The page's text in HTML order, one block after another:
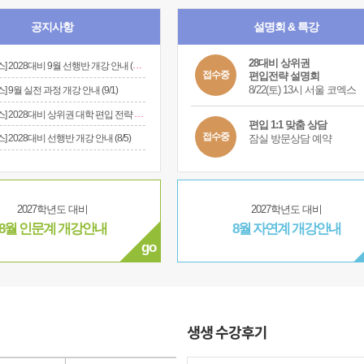
공지사항
[잠실캠퍼스] 2028대비 9월 선행반 개강 안내 (9/2)
] 9월 실전 과정 개강 안내 (9/1)
] 2028대비 선행반 개강 안내 (8/5)
설명회 & 특강
접수중
28대비 상위권
편입전략 설명회
8/22(토) 13시 서울 코엑스
접수중
편입 1:1 맞춤 상담
잠실 방문상담 예약
2027학년도 대비
월 인문계 개강안내
go
2027학년도 대비
8월 자연계 개강안내
생생 수강후기